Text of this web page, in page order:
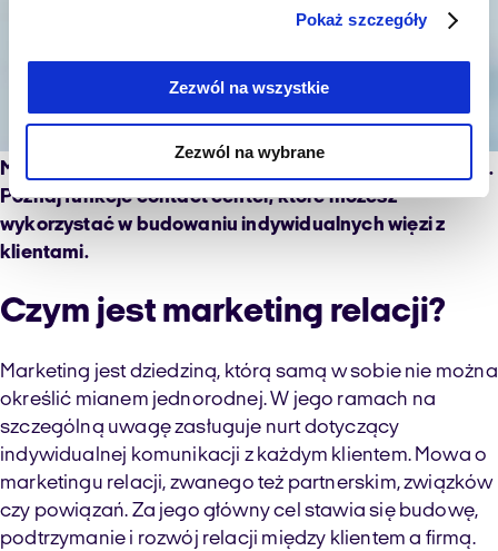
Pokaż szczegóły
Zezwól na wszystkie
Zezwól na wybrane
Marketing relacji to podstawa współczesnego biznesu.
Poznaj funkcje contact center, które możesz
wykorzystać w budowaniu indywidualnych więzi z
klientami.
Czym jest marketing relacji?
Marketing jest dziedziną, którą samą w sobie nie można
określić mianem jednorodnej. W jego ramach na
szczególną uwagę zasługuje nurt dotyczący
indywidualnej komunikacji z każdym klientem. Mowa o
marketingu relacji, zwanego też partnerskim, związków
czy powiązań. Za jego główny cel stawia się budowę,
podtrzymanie i rozwój relacji między klientem a firmą.